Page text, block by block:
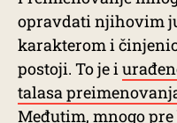
opravdati njihovim
karakterom i
postoji. To je i
talasa
Međutim, mnogo